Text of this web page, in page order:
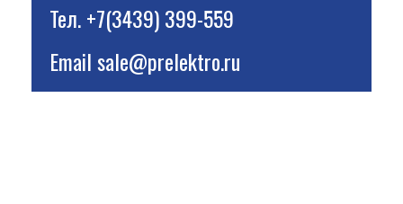
Тел.+7(3439) 399-559
Emailsale@prelektro.ru